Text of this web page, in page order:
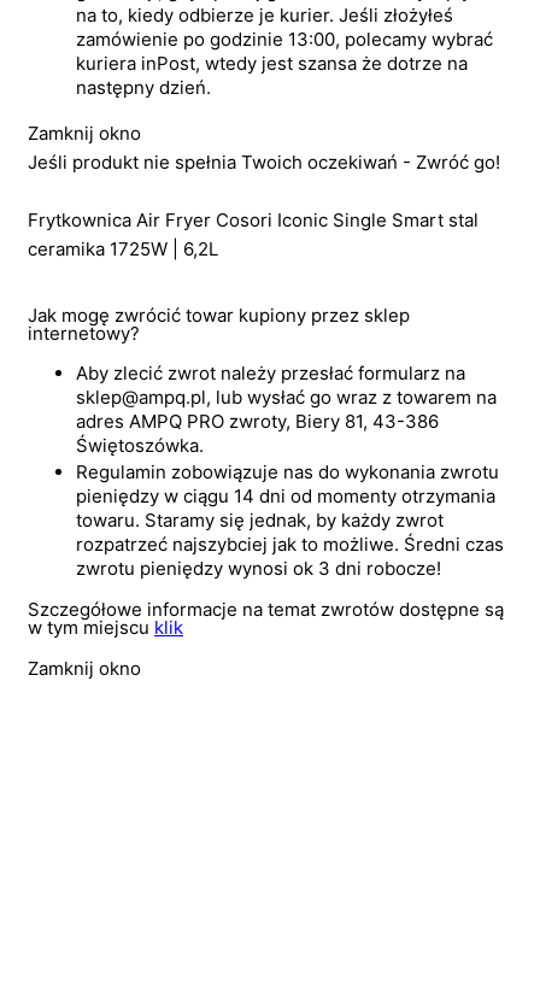
na to, kiedy odbierze je kurier. Jeśli złożyłeś
zamówienie po godzinie 13:00, polecamy wybrać
kuriera inPost, wtedy jest szansa że dotrze na
następny dzień.
Zamknij okno
Jeśli produkt nie spełnia Twoich oczekiwań - Zwróć go!
Frytkownica Air Fryer Cosori Iconic Single Smart stal
ceramika 1725W | 6,2L
Jak mogę zwrócić towar kupiony przez sklep
internetowy?
Aby zlecić zwrot należy przesłać formularz na
sklep@ampq.pl, lub wysłać go wraz z towarem na
adres AMPQ PRO zwroty, Biery 81, 43-386
Świętoszówka.
Regulamin zobowiązuje nas do wykonania zwrotu
pieniędzy w ciągu 14 dni od momenty otrzymania
towaru. Staramy się jednak, by każdy zwrot
rozpatrzeć najszybciej jak to możliwe. Średni czas
zwrotu pieniędzy wynosi ok 3 dni robocze!
Szczegółowe informacje na temat zwrotów dostępne są
w tym miejscu klik
Zamknij okno